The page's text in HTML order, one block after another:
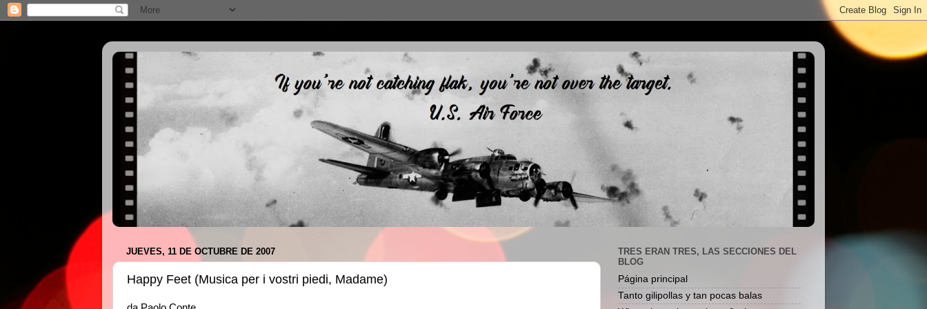
JUEVES, 11 DE OCTUBRE DE 2007
Happy Feet (Musica per i vostri piedi, Madame)
TRES ERAN TRES, LAS SECCIONES DEL
BLOG
Página principal
Tanto gilipollas y tan pocas balas